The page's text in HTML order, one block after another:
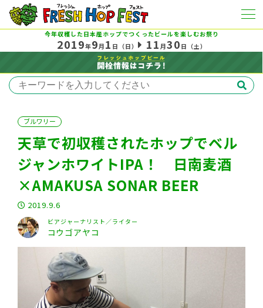
今年収穫した日本産ホップでつくったビールを楽しむお祭り
2019年9月 1 日 （日） 11 月30 日 （土）
ブルワリー
天草で初収穫されたホップでベル
ジャンホワイトIPA！ 日南麦酒
×AMAKUSA SONAR BEER
2019.9.6
ビアジャーナリスト／ライター
コウゴアヤコ